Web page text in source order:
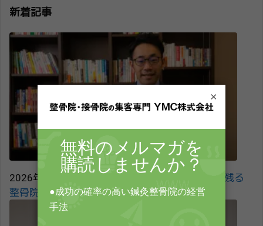
新着記事
2026年3月4日
売り込みで終わる整骨院、信頼が残る
整骨院。分かれ道は『患者の未来』だった
×